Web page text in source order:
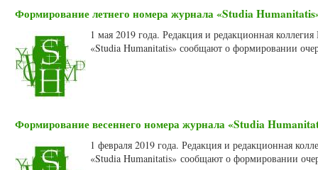
Формирование летнего номера журнала «Studia
1 мая 2019 года. Редакция и редакционная
«Studia Humanitatis» сообщают о формировании
Формирование весеннего номера журнала «Studia
1 февраля 2019 года. Редакция и редакционная
«Studia Humanitatis» сообщают о формировании